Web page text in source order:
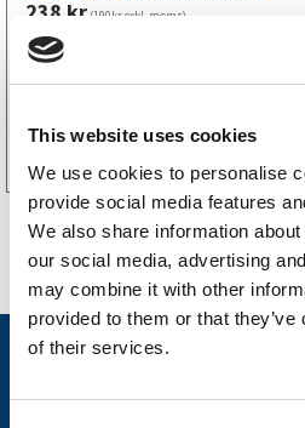
This website uses cookies
We use cookies to personalise
provide social media features
We also share information
our social media, advertising
may combine it with other
provided to them or that
of their services.
238 kr (190kr exkl. moms)
Nyheter
Släpvagnsfabrikat